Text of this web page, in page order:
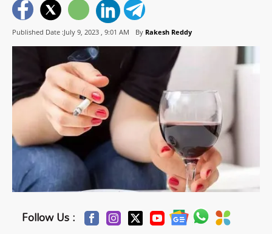
Published Date :July 9, 2023 , 9:01 AM By Rakesh Reddy
Follow Us :